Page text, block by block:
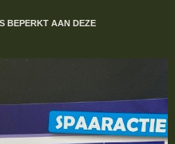
BEPERKTAAN DEZE